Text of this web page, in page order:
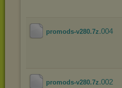
promods-v280.7z.004
promods-v280.7z.002